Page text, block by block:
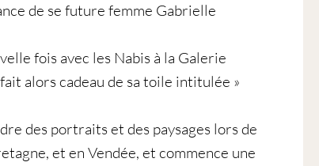
de se future femme Gabrielle
fois avec les Nabis à la Galerie
alors cadeau de sa toile intitulée »
des portraits et des paysages lors de
et en Vendée, et commence une